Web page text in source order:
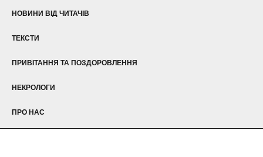
НОВИНИ ВІД ЧИТАЧІВ
ТЕКСТИ
ПРИВІТАННЯ ТА ПОЗДОРОВЛЕННЯ
НЕКРОЛОГИ
ПРО НАС